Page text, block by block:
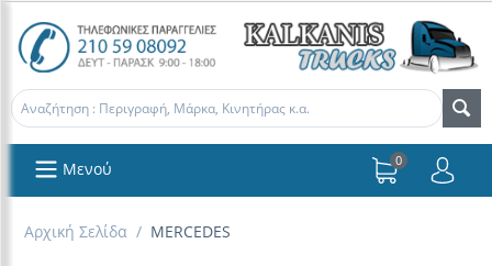
Μενού 0
Αρχική Σελίδα / MERCEDES